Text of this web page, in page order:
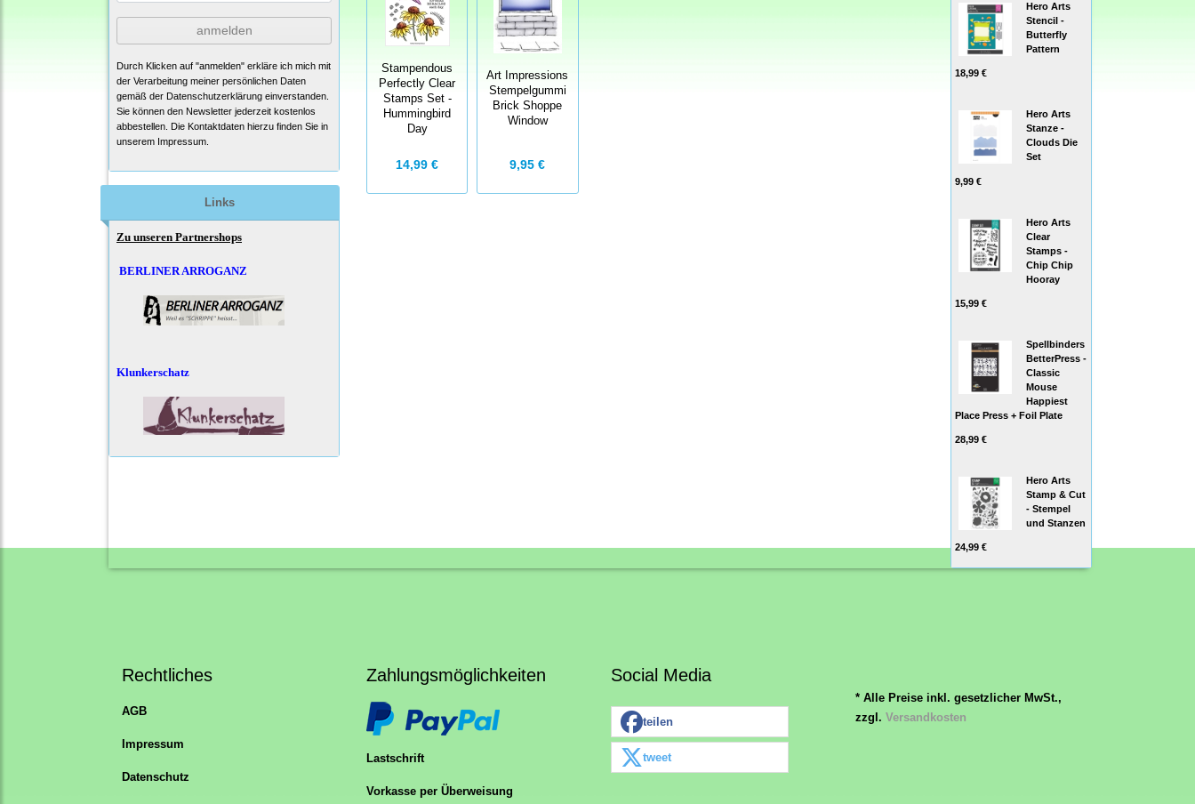
anmelden
Durch Klicken auf "anmelden" erkläre ich mich mit
der Verarbeitung meiner persönlichen Daten
gemäß der Datenschutzerklärung einverstanden.
Sie können den Newsletter jederzeit kostenlos
abbestellen. Die Kontaktdaten hierzu finden Sie in
unserem Impressum.
Links
Zu unseren Partnershops
BERLINER ARROGANZ
Klunkerschatz
Stampendous
Perfectly Clear
Stamps Set -
Hummingbird
Day
14,99 €
Art Impressions
Stempelgummi
Brick Shoppe
Window
9,95 €
Hero Arts
Stencil -
Butterfly
Pattern
18,99 €
Hero Arts
Stanze -
Clouds Die
Set
9,99 €
Hero Arts
Clear
Stamps -
Chip Chip
Hooray
15,99 €
Spellbinders
BetterPress -
Classic
Mouse
Happiest
Place Press + Foil Plate
28,99 €
Hero Arts
Stamp & Cut
- Stempel
und Stanzen
24,99 €
Rechtliches
AGB
Impressum
Datenschutz
Zahlungsmöglichkeiten
Lastschrift
Vorkasse per Überweisung
Social Media
teilen
tweet
* Alle Preise inkl. gesetzlicher MwSt.,
zzgl. Versandkosten